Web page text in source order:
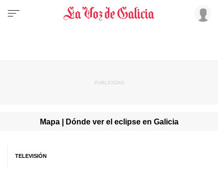
Mapa | Dónde ver el eclipse en Galicia
TELEVISIÓN